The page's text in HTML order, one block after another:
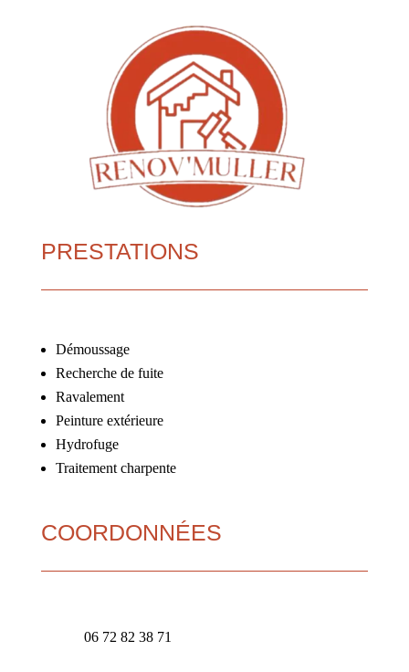
PRESTATIONS
Démoussage
Recherche de fuite
Ravalement
Peinture extérieure
Hydrofuge
Traitement charpente
COORDONNÉES
06 72 82 38 71